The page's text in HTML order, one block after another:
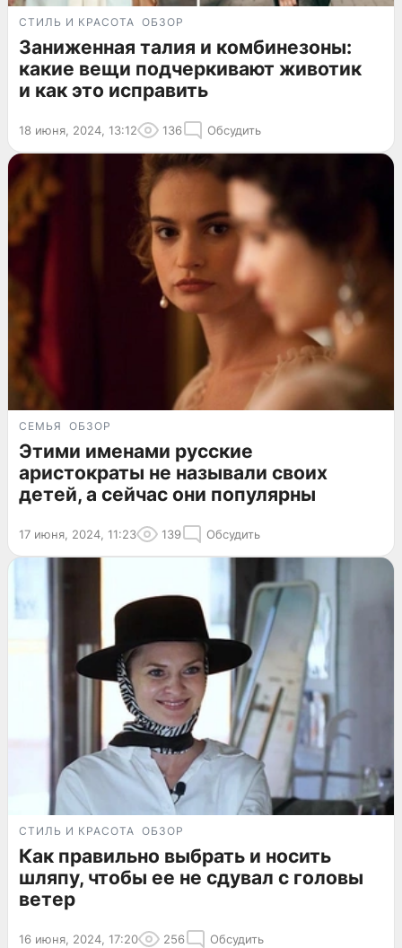
СТИЛЬ И КРАСОТА ОБЗОР
Заниженная талия и комбинезоны:
какие вещи подчеркивают животик
и как это исправить
18 июня, 2024, 13:12 136 Обсудить
СЕМЬЯ ОБЗОР
Этими именами русские
аристократы не называли своих
детей, а сейчас они популярны
17 июня, 2024, 11:23 139 Обсудить
СТИЛЬ И КРАСОТА ОБЗОР
Как правильно выбрать и носить
шляпу, чтобы ее не сдувал с головы
ветер
16 июня, 2024, 17:20 256 Обсудить